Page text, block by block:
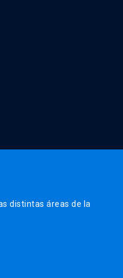
distintas áreas de la